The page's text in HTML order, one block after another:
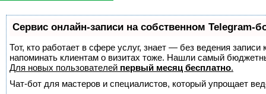
Сервис онлайн-записи на собственном Telegram-
Тот, кто работает в сфере услуг, знает — без ведения
напоминать клиентам о визитах тоже. Нашли самый
Для новых пользователей первый месяц бесплатно.
Чат-бот для мастеров и специалистов, который упрощает